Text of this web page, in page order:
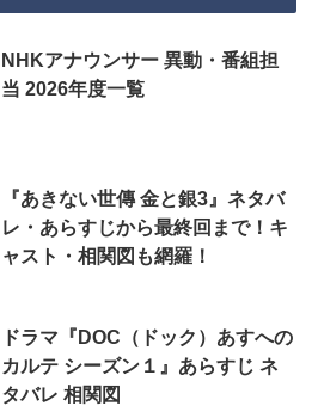
NHKアナウンサー 異動・番組担
当 2026年度一覧
『あきない世傳 金と銀3』ネタバ
レ・あらすじから最終回まで！キ
ャスト・相関図も網羅！
ドラマ『DOC（ドック）あすへの
カルテ シーズン１』あらすじ ネ
タバレ 相関図